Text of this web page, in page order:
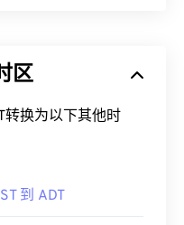
区
转换为以下其他时
到 ADT